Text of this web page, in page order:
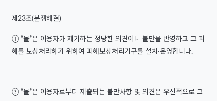
제23조(분쟁해결)
① “몰”은 이용자가 제기하는 정당한 의견이나 불만을 반영하고 그 피
해를 보상처리하기 위하여 피해보상처리기구를 설치·운영합니다.
② “몰”은 이용자로부터 제출되는 불만사항 및 의견은 우선적으로 그